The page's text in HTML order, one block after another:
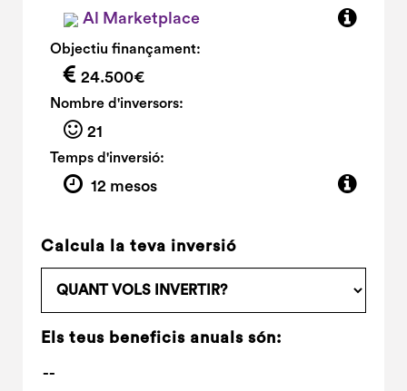
Al Marketplace
Objectiu finançament:
24.500€
Nombre d'inversors:
21
Temps d'inversió:
12 mesos
Calcula la teva inversió
Els teus beneficis anuals són: